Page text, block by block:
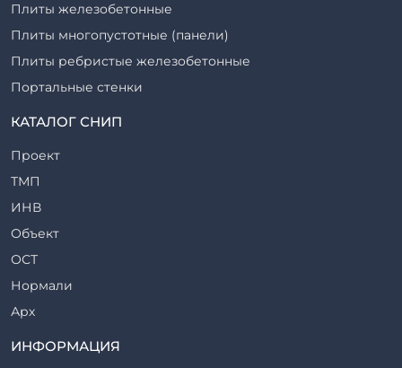
Плиты железобетонные
Плиты многопустотные (панели)
Плиты ребристые железобетонные
Портальные стенки
Прогоны железобетонные
Ригели железобетонные
Сваи железобетонные
Стеновые блоки
Стойки железобетонные
Столбы железобетонные
Закладные детали
Трубы железобетонные
Утяжелители железобетонные
КАТАЛОГ СНИП
Проект
ТМП
ИНВ
Объект
ОСТ
Нормали
Арх
ТР
ИНФОРМАЦИЯ